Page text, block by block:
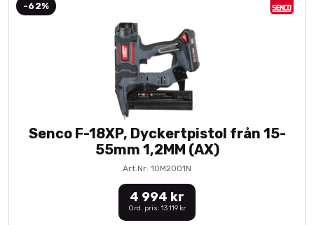
-62%
Senco F-18XP, Dyckertpistol från 15-
55mm 1,2MM (AX)
Art.Nr: 10M2001N
4 994 kr
Ord. pris: 13 119 kr